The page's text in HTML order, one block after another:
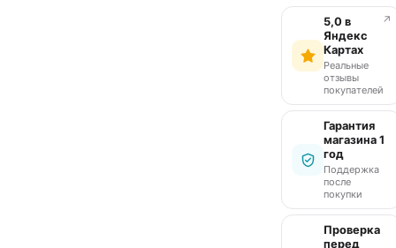
5,0 в
Яндекс
Картах
Реальные
отзывы
покупателей
↗
Гарантия
магазина 1
год
Поддержка
после
покупки
Проверка
перед